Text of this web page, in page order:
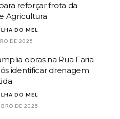
reforçar frota da
Agricultura
DO MEL
DE 2025
obras na Rua Faria
identificar drenagem
DO MEL
DE 2025